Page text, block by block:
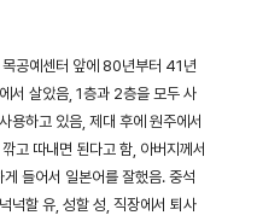
공예센터 앞에 80년부터 41년
서 살았음, 1층과 2층을 모두 사
용하고 있음, 제대 후에 원주에서
고 따내면 된다고 함, 아버지께서
들어서 일본어를 잘했음. 중석
넉할 유, 성할 성, 직장에서 퇴사